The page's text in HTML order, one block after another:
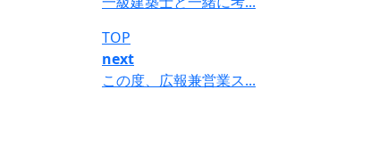
TOP
next
この度、広報兼営業ス...